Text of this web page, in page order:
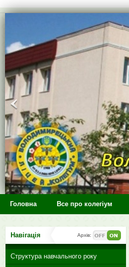
Головна Все про колегіум
Навігація Архів:
Структура навчального року